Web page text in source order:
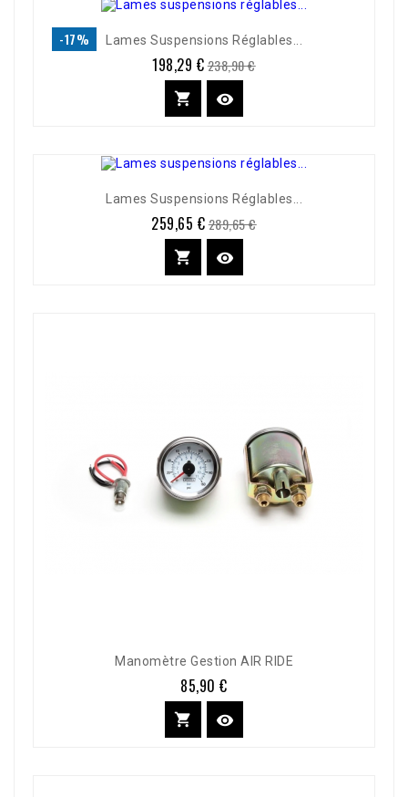
-17%
Lames Suspensions Réglables...
Prix
198,29 € Prix
de
base
238,90 €
 
Lames Suspensions Réglables...
Prix
259,65 € Prix
de
base
289,65 €
 
Manomètre Gestion AIR RIDE
Prix
85,90 €
 